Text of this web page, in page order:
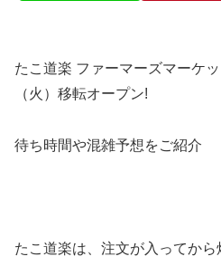
たこ道楽 ファーマーズマーケ
（火）移転オープン!
待ち時間や混雑予想をご紹介
たこ道楽は、注文が入ってか